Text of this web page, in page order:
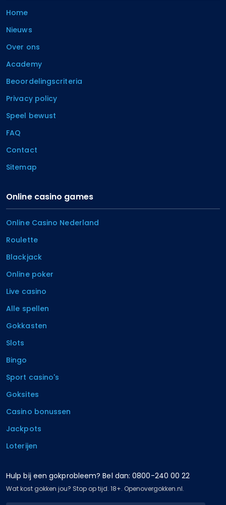
Home
Nieuws
Over ons
Academy
Beoordelingscriteria
Privacy policy
Speel bewust
FAQ
Contact
Sitemap
Online casino games
Online Casino Nederland
Roulette
Blackjack
Online poker
Live casino
Alle spellen
Gokkasten
Slots
Bingo
Sport casino's
Goksites
Casino bonussen
Jackpots
Loterijen
Hulp bij een gokprobleem? Bel dan: 0800-240 00 22
Wat kost gokken jou? Stop op tijd. 18+. Openovergokken.nl.